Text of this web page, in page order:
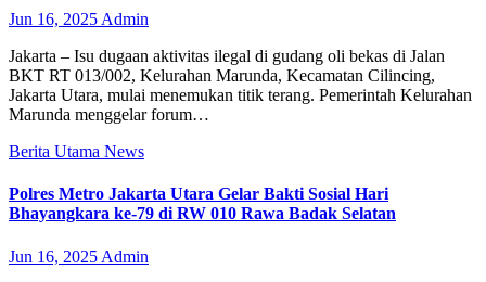
Jun 16, 2025 Admin
Jakarta – Isu dugaan aktivitas ilegal di gudang oli bekas di Jalan
BKT RT 013/002, Kelurahan Marunda, Kecamatan Cilincing,
Jakarta Utara, mulai menemukan titik terang. Pemerintah Kelurahan
Marunda menggelar forum…
Berita Utama News
Polres Metro Jakarta Utara Gelar Bakti Sosial Hari
Bhayangkara ke-79 di RW 010 Rawa Badak Selatan
Jun 16, 2025 Admin